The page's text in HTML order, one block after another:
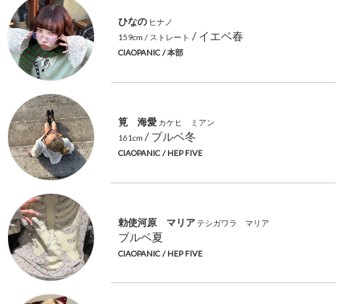
ひなの ヒナノ
159cm / ストレート / イエベ春
CIAOPANIC / 本部
筧 海愛 カケヒ ミアン
161cm / ブルベ冬
CIAOPANIC / HEP FIVE
勅使河原 マリア テシガワラ マリア
ブルベ夏
CIAOPANIC / HEP FIVE